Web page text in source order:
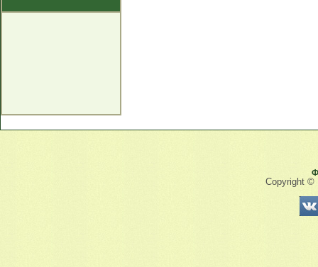
Copyright ©